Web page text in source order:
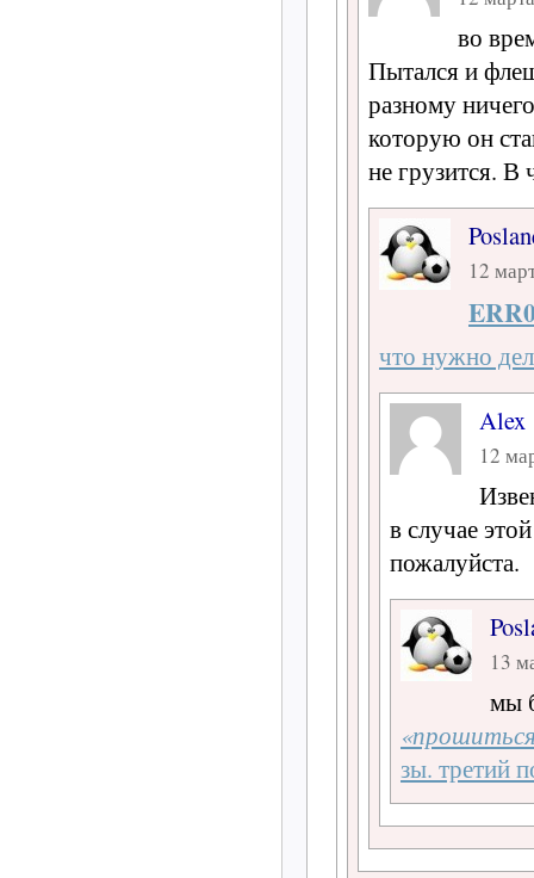
во
Пытался и
разному
которую он
не грузится.
12
что нужно
Alex
12
в случае
пожалуйста.
13
мы
зы. третий